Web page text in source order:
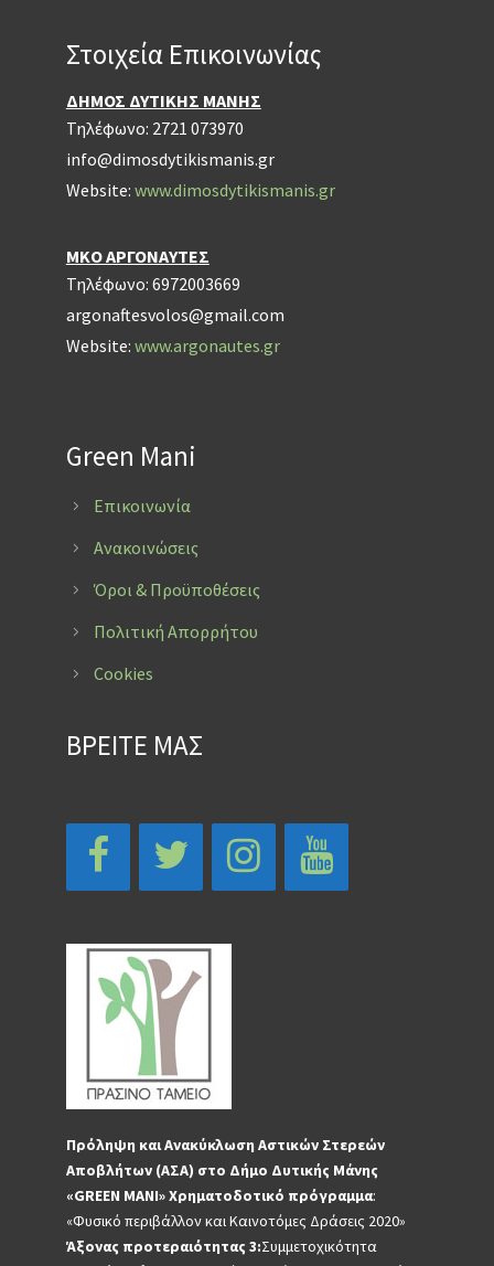
Στοιχεία Επικοινωνίας
ΔΗΜΟΣ ΔΥΤΙΚΗΣ ΜΑΝΗΣ
Τηλέφωνο: 2721 073970
info@dimosdytikismanis.gr
Website: www.dimosdytikismanis.gr
ΜΚΟ ΑΡΓΟΝΑΥΤΕΣ
Τηλέφωνο: 6972003669
argonaftesvolos@gmail.com
Website: www.argonautes.gr
Green Mani
Επικοινωνία
Ανακοινώσεις
Όροι & Προϋποθέσεις
Πολιτική Απορρήτου
Cookies
ΒΡΕΙΤΕ ΜΑΣ
Πρόληψη και Ανακύκλωση Αστικών Στερεών
Αποβλήτων (ΑΣΑ) στο Δήμο Δυτικής Μάνης
«GREEN MANI»Χρηματοδοτικό πρόγραμμα:
«Φυσικό περιβάλλον και Καινοτόμες Δράσεις 2020»
Άξονας προτεραιότητας 3:Συμμετοχικότητα